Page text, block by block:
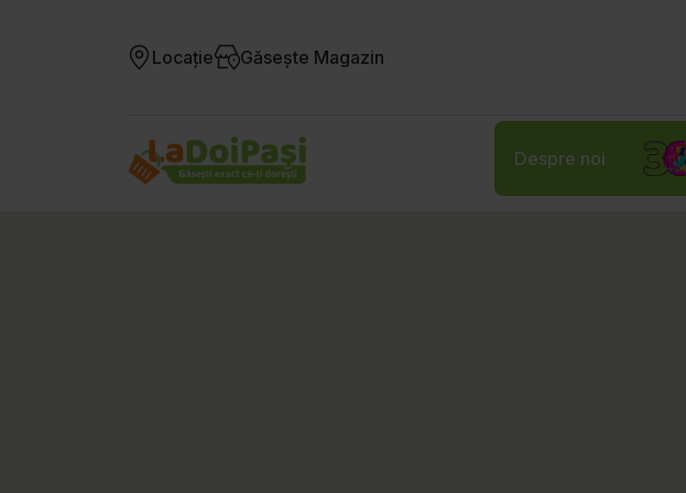
Locație Găsește Magazin
Despre noi